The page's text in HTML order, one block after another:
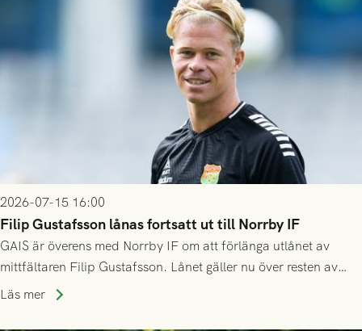
2026-07-15 16:00
Filip Gustafsson lånas fortsatt ut till Norrby IF
GAIS är överens med Norrby IF om att förlänga utlånet av
mittfältaren Filip Gustafsson. Lånet gäller nu över resten av
säsongen 2026.
Läs mer